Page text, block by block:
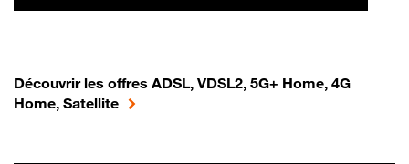
Découvrir les offres ADSL, VDSL2, 5G+ Home, 4G
Home, Satellite